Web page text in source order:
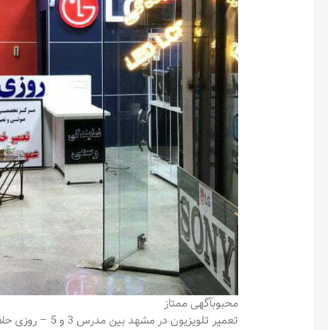
محبوبآگهی ممتاز
تعمیر تلویزیون در مشهد بین مدرس 3 و 5 – روزی حلال